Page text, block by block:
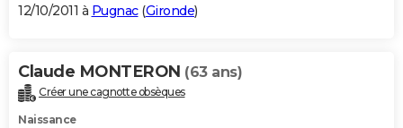
12/10/2011 à Pugnac(Gironde)
Claude MONTERON (63 ans)
Créer une cagnotte obsèques
Naissance